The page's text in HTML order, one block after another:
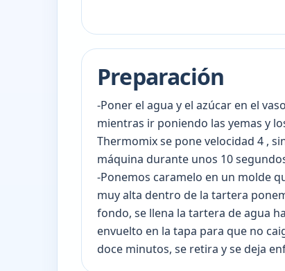
Preparación
-Poner el agua y el azúcar en el
mientras ir poniendo las yemas y
Thermomix se pone velocidad 4 ,
máquina durante unos 10
-Ponemos caramelo en un molde
muy alta dentro de la tartera
fondo, se llena la tartera de agua
envuelto en la tapa para que no
doce minutos, se retira y se deja